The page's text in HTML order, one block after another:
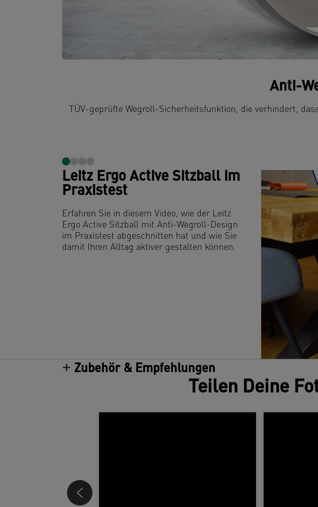
verhindert, dass sich der Ball beim Aufstehen bewegt, und für eine sichere
Leitz Ergo Active Sitzball im
Praxistest
Erfahren Sie in diesem Video, wie der Leitz
Ergo Active Sitzball mit Anti-Wegroll-Design
im Praxistest abgeschnitten hat und wie Sie
damit Ihren Alltag aktiver gestalten können.
Zubehör & Empfehlungen
Teilen Deine